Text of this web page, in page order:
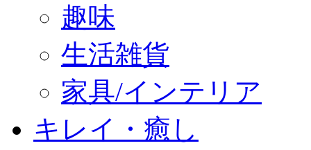
趣味
生活雑貨
家具/インテリア
キレイ・癒し